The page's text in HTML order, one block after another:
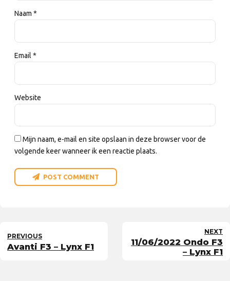
Naam *
Email *
Website
Mijn naam, e-mail en site opslaan in deze browser voor de
volgende keer wanneer ik een reactie plaats.
POST COMMENT
PREVIOUS
Avanti F3 – Lynx F1
NEXT
11/06/2022 Ondo F3
– Lynx F1